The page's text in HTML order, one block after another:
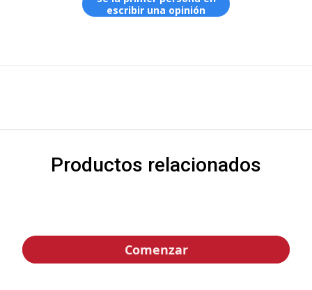
escribir una opinión
Productos relacionados